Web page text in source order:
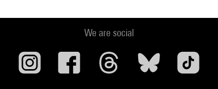
We are social